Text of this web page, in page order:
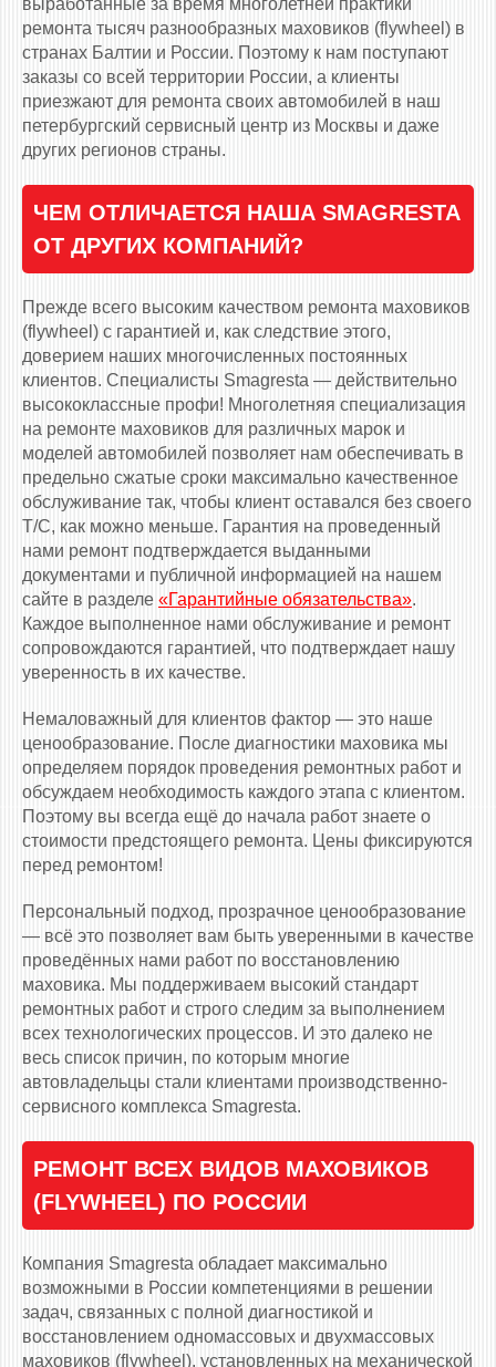
выработанные за время многолетней практики
ремонта тысяч разнообразных маховиков (flywheel) в
странах Балтии и России. Поэтому к нам поступают
заказы со всей территории России, а клиенты
приезжают для ремонта своих автомобилей в наш
петербургский сервисный центр из Москвы и даже
других регионов страны.
ЧЕМ ОТЛИЧАЕТСЯ НАША SMAGRESTA
ОТ ДРУГИХ КОМПАНИЙ?
Прежде всего высоким качеством ремонта маховиков
(flywheel) с гарантией и, как следствие этого,
доверием наших многочисленных постоянных
клиентов. Специалисты Smagresta — действительно
высококлассные профи! Многолетняя специализация
на ремонте маховиков для различных марок и
моделей автомобилей позволяет нам обеспечивать в
предельно сжатые сроки максимально качественное
обслуживание так, чтобы клиент оставался без своего
Т/С, как можно меньше. Гарантия на проведенный
нами ремонт подтверждается выданными
документами и публичной информацией на нашем
сайте в разделе «Гарантийные обязательства».
Каждое выполненное нами обслуживание и ремонт
сопровождаются гарантией, что подтверждает нашу
уверенность в их качестве.
Немаловажный для клиентов фактор — это наше
ценообразование. После диагностики маховика мы
определяем порядок проведения ремонтных работ и
обсуждаем необходимость каждого этапа с клиентом.
Поэтому вы всегда ещё до начала работ знаете о
стоимости предстоящего ремонта. Цены фиксируются
перед ремонтом!
Персональный подход, прозрачное ценообразование
— всё это позволяет вам быть уверенными в качестве
проведённых нами работ по восстановлению
маховика. Мы поддерживаем высокий стандарт
ремонтных работ и строго следим за выполнением
всех технологических процессов. И это далеко не
весь список причин, по которым многие
автовладельцы стали клиентами производственно-
сервисного комплекса Smagresta.
РЕМОНТ ВСЕХ ВИДОВ МАХОВИКОВ
(FLYWHEEL) ПО РОССИИ
Компания Smagresta обладает максимально
возможными в России компетенциями в решении
задач, связанных с полной диагностикой и
восстановлением одномассовых и двухмассовых
маховиков (flywheel), установленных на механической